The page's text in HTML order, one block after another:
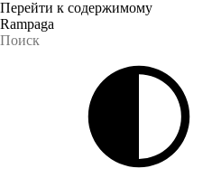
Перейти к содержимому
Rampaga